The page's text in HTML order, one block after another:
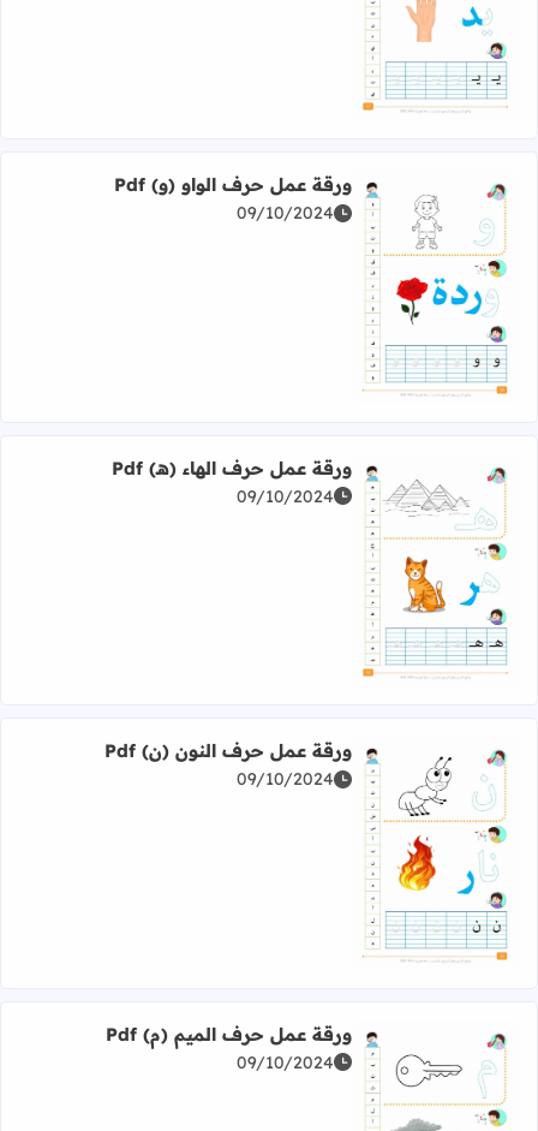
اقرأ المزيد عن ورقة عمل حرف الياء (ي) Pdf
اقرأ المزيد عن ورقة عمل حرف الواو (و) Pdf
ورقة عمل حرف الواو (و) Pdf
09/10/2024
اقرأ المزيد عن ورقة عمل حرف الهاء (هـ) Pdf
ورقة عمل حرف الهاء (هـ) Pdf
09/10/2024
اقرأ المزيد عن ورقة عمل حرف النون (ن) Pdf
ورقة عمل حرف النون (ن) Pdf
09/10/2024
ورقة عمل حرف الميم (م) Pdf
09/10/2024